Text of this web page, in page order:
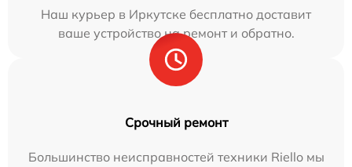
Наш курьер в Иркутске бесплатно доставит
ваше устройство на ремонт и обратно.
Срочный ремонт
Большинство неисправностей техники Riello мы